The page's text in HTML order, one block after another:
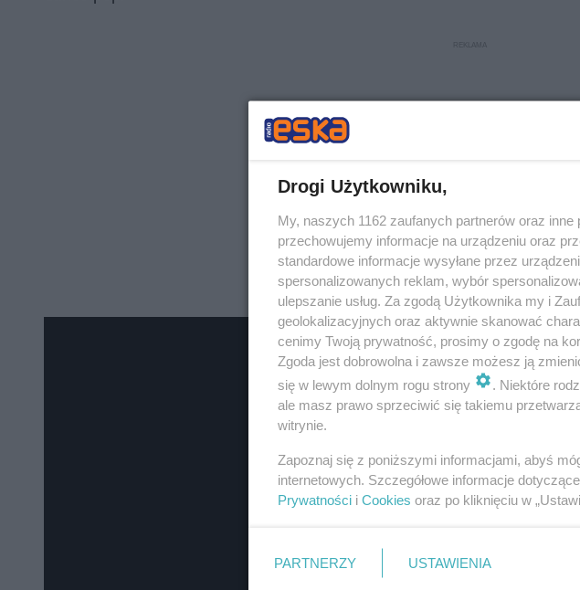
Drogi Użytkowniku,
My, naszych 1162 zaufanych partnerów oraz
przechowujemy informacje na urządzeniu oraz
standardowe informacje wysyłane przez
spersonalizowanych reklam, wybór
ulepszanie usług. Za zgodą Użytkownika my i
geolokalizacyjnych oraz aktywnie skanować
cenimy Twoją prywatność, prosimy o zgodę na
Zgoda jest dobrowolna i zawsze możesz ją
się w lewym dolnym rogu strony
. Niektóre
ale masz prawo sprzeciwić się takiemu
witrynie.
Zapoznaj się z poniższymi informacjami, abyś
internetowych. Szczegółowe informacje
Prywatności i Cookies oraz po kliknięciu w
PARTNERZY USTAWIENIA